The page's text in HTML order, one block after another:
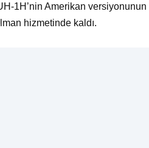
1H’nin Amerikan versiyonunun
hizmetinde kaldı.